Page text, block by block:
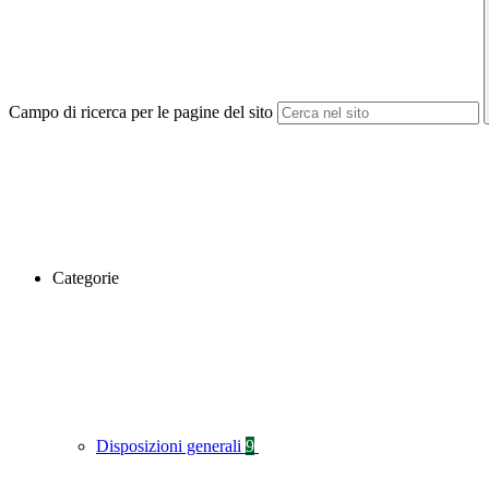
Campo di ricerca per le pagine del sito
Categorie
Disposizioni generali 9